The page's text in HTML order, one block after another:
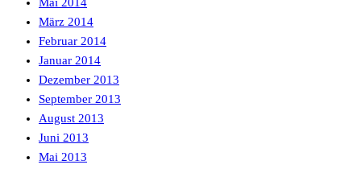
März 2014
Februar 2014
Januar 2014
Dezember 2013
September 2013
August 2013
Juni 2013
Mai 2013